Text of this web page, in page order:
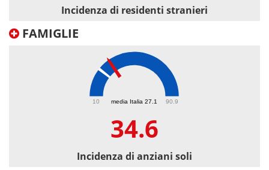
Incidenza di residenti stranieri
FAMIGLIE
media Italia 27.1
10 90.9
34.6
Incidenza di anziani soli